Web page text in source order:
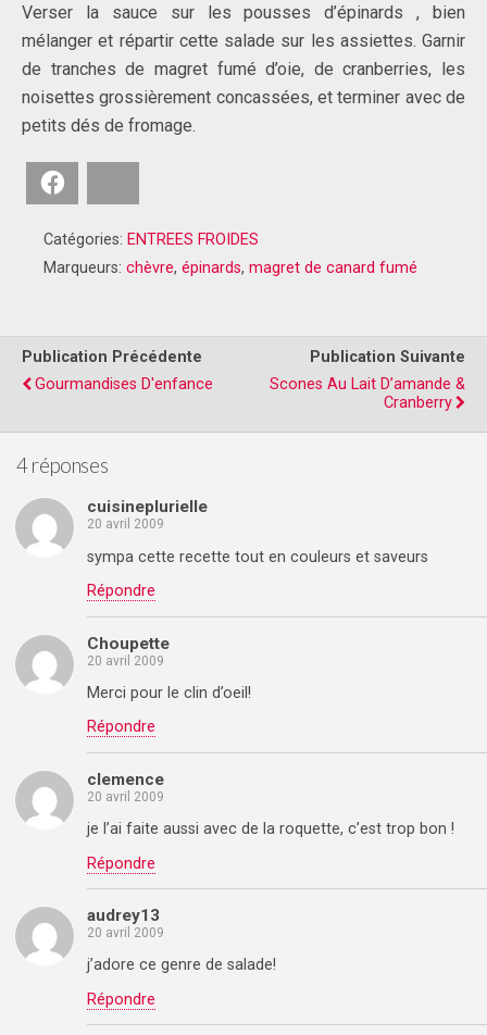
Verser la sauce sur les pousses d’épinards , bien
mélanger et répartir cette salade sur les assiettes. Garnir
de tranches de magret fumé d’oie, de cranberries, les
noisettes grossièrement concassées, et terminer avec de
petits dés de fromage.
Catégories: ENTREES FROIDES
Marqueurs: chèvre, épinards, magret de canard fumé
Publication Précédente
Gourmandises D'enfance
Publication Suivante
Scones Au Lait D’amande &
Cranberry
4 réponses
cuisineplurielle
20 avril 2009
sympa cette recette tout en couleurs et saveurs
Répondre
Choupette
20 avril 2009
Merci pour le clin d’oeil!
Répondre
clemence
20 avril 2009
je l’ai faite aussi avec de la roquette, c’est trop bon !
Répondre
audrey13
20 avril 2009
j’adore ce genre de salade!
Répondre